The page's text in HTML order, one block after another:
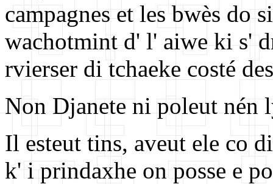
campagnes et les bwès
wachotmint d' l' aiwe ki s'
rvierser di tchaeke costé
Non Djanete ni poleut nén
Il esteut tins, aveut ele co
k' i prindaxhe on posse e